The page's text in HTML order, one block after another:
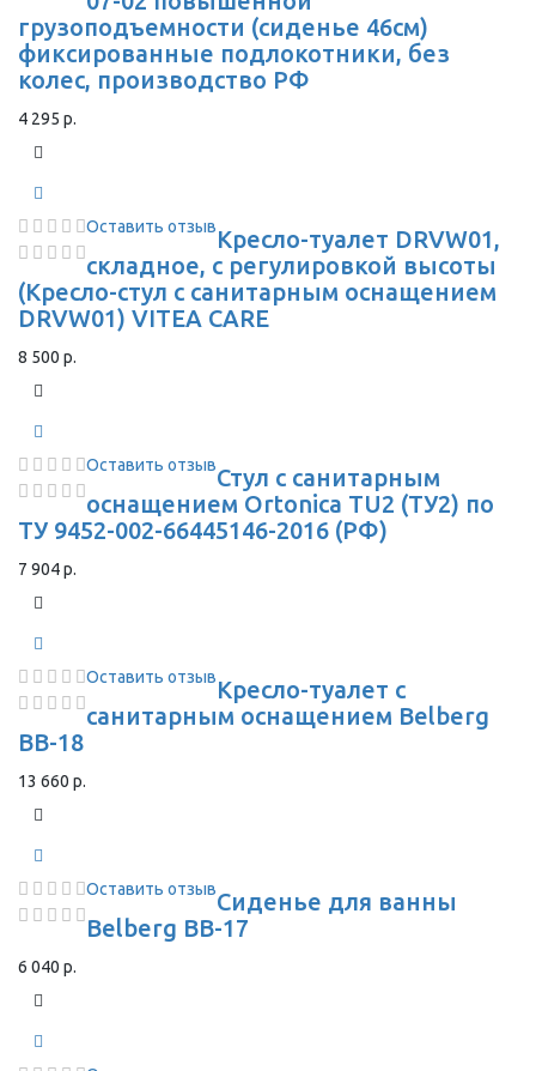
грузоподъемности (сиденье 46см)
фиксированные подлокотники, без
колес, производство РФ
4 295 р.
Оставить отзывКресло-туалет DRVW01,
складное, с регулировкой высоты
(Кресло-стул с санитарным оснащением
DRVW01) VITEA CARE
8 500 р.
Оставить отзывСтул с санитарным
оснащением Ortonica TU2 (ТУ2) по
ТУ 9452-002-66445146-2016 (РФ)
7 904 р.
Оставить отзывКресло-туалет с
санитарным оснащением Belberg
BB-18
13 660 р.
Оставить отзывСиденье для ванны
Belberg BB-17
6 040 р.